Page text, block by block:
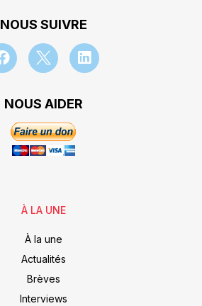
NOUS SUIVRE
NOUS AIDER
À LA UNE
À la une
Actualités
Brèves
Interviews